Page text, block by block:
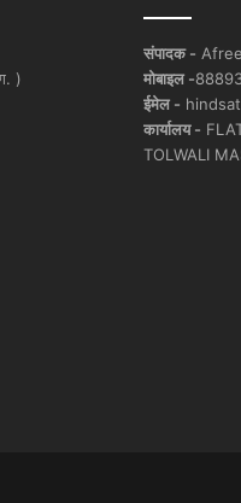
)
संपादक -
मोबाइल -
ईमेल -
कार्यालय -
TOLWALI